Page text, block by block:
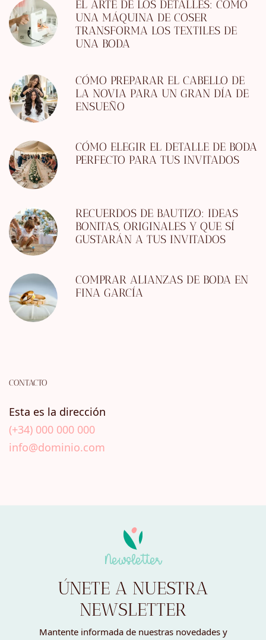
EL ARTE DE LOS DETALLES: CÓMO
UNA MÁQUINA DE COSER
TRANSFORMA LOS TEXTILES DE
UNA BODA
CÓMO PREPARAR EL CABELLO DE
LA NOVIA PARA UN GRAN DÍA DE
ENSUEÑO
CÓMO ELEGIR EL DETALLE DE BODA
PERFECTO PARA TUS INVITADOS
RECUERDOS DE BAUTIZO: IDEAS
BONITAS, ORIGINALES Y QUE SÍ
GUSTARÁN A TUS INVITADOS
COMPRAR ALIANZAS DE BODA EN
FINA GARCÍA
CONTACTO
Esta es la dirección
(+34) 000 000 000
info@dominio.com
Newsletter
ÚNETE A NUESTRA
NEWSLETTER
Mantente informada de nuestras novedades y